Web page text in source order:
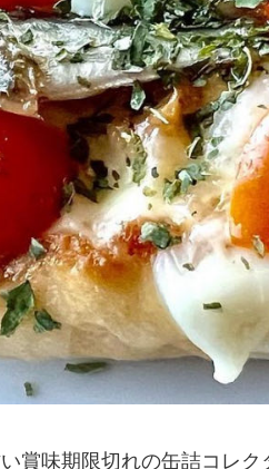
賞味期限切れの缶詰コレ